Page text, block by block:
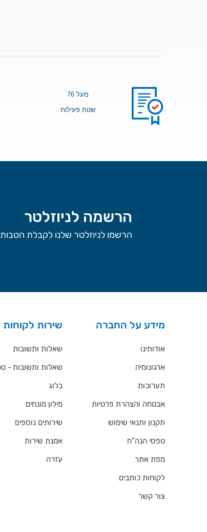
מעל 76
שנות פעילות
הרשמה לניוזלטר
הרשמו לניוזלטר שלנו לקבלת
מידע על החברה
אודותינו
ארגונומיה
תערוכות
אבטחה והצהרת פרטיות
תקנון ותנאי שימוש
טפסי הנה"ח
מפת אתר
לקוחות כותבים
צור קשר
שירות לקוחות
שאלות ותשובות
שאלות ותשובות -
בלוג
מילון מונחים
שירותים נוספים
אמנת שירות
עזרה